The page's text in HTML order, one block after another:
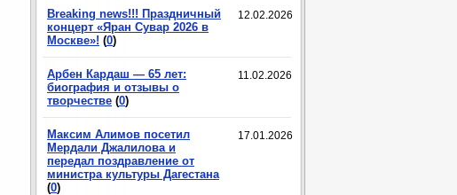
12.02.2026
Breaking news!!! Праздничный
концерт «Яран Сувар 2026 в
Москве»! (0)
11.02.2026
Арбен Кардаш — 65 лет:
биография и отзывы о
творчестве (0)
17.01.2026
Максим Алимов посетил
Мердали Джалилова и
передал поздравление от
министра культуры Дагестана
(0)